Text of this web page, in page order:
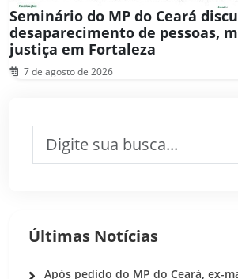
Seminário do MP do Ceará
desaparecimento de pessoas,
justiça em Fortaleza
7 de agosto de 2026
Últimas Notícias
Após pedido do MP do Ceará, ex-